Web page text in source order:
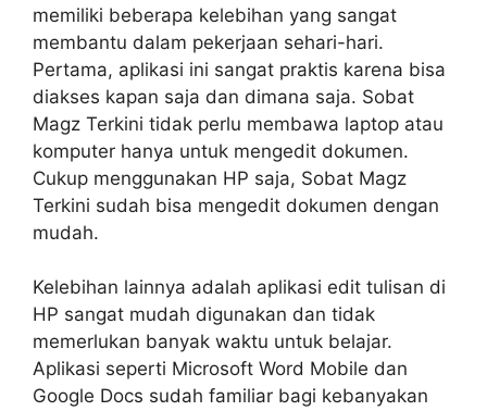
memiliki beberapa kelebihan yang sangat
membantu dalam pekerjaan sehari-hari.
Pertama, aplikasi ini sangat praktis karena bisa
diakses kapan saja dan dimana saja. Sobat
Magz Terkini tidak perlu membawa laptop atau
komputer hanya untuk mengedit dokumen.
Cukup menggunakan HP saja, Sobat Magz
Terkini sudah bisa mengedit dokumen dengan
mudah.
Kelebihan lainnya adalah aplikasi edit tulisan di
HP sangat mudah digunakan dan tidak
memerlukan banyak waktu untuk belajar.
Aplikasi seperti Microsoft Word Mobile dan
Google Docs sudah familiar bagi kebanyakan